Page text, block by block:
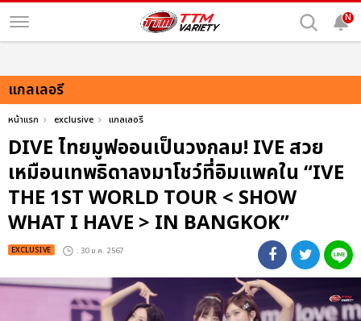
N
แกลเลอรี
หน้าแรก exclusive แกลเลอรี
DIVE ไทยมูฟออนเป็นวงกลม! IVE สวย
เหมือนเทพธิดาลงมาโชว์ที่อิมแพคใน “IVE
THE 1ST WORLD TOUR < SHOW
WHAT I HAVE > IN BANGKOK”
EXCLUSIVE : 30 ม.ค. 2567